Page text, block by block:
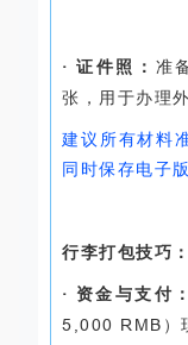
· 证件照： 准
张，用于办理
建议所有材料
同时保存电子
行李打包技巧：
· 资金与支付：
5,000 RMB ）